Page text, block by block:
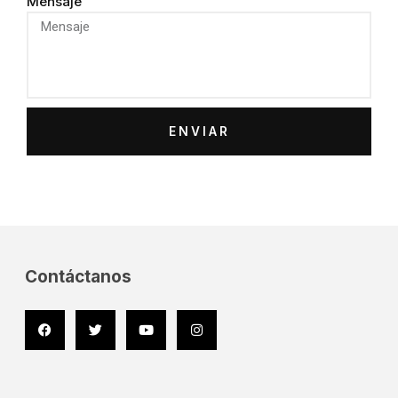
ENVIAR
Contáctanos
FacebookTwitter YoutubeInstagram